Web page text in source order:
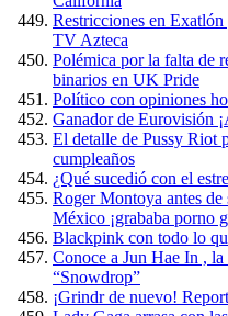
Restricciones en
TV Azteca
Polémica por la falta de
binarios en UK Pride
Político con opiniones
Ganador de Eurovisión
El detalle de Pussy Riot
cumpleaños
¿Qué sucedió con el
Roger Montoya antes
México ¡grababa porno
Blackpink con todo lo
Conoce a Jun Hae In , la
“Snowdrop”
¡Grindr de nuevo!